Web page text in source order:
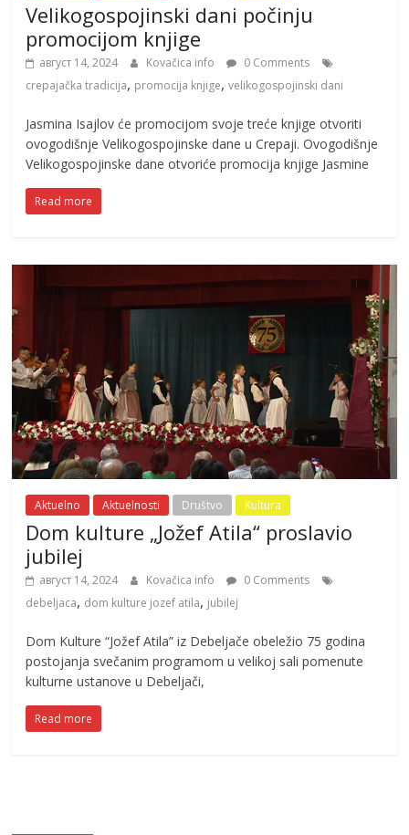
Velikogospojinski dani počinju
promocijom knjige
август 14, 2024 Kovačica info
0 Comments
crepajačka tradicija, promocija knjige,velikogospojinski dani
Jasmina Isajlov će promocijom svoje treće knjige otvoriti
ovogodišnje Velikogospojinske dane u Crepaji. Ovogodišnje
Velikogospojinske dane otvoriće promocija knjige Jasmine
Read more
Aktuelno Aktuelnosti Društvo Kultura
Dom kulture „Jožef Atila“ proslavio
jubilej
август 14, 2024 Kovačica info
0 Comments
debeljaca, dom kulture jozef atila, jubilej
Dom Kulture “Jožef Atila” iz Debeljače obeležio 75 godina
postojanja svečanim programom u velikoj sali pomenute
kulturne ustanove u Debeljači,
Read more